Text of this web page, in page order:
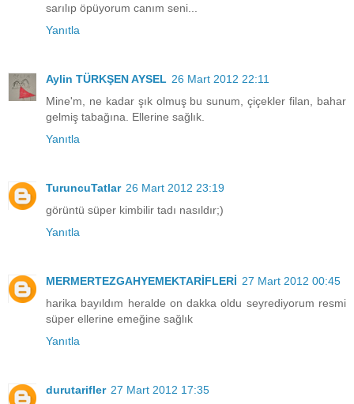
sarılıp öpüyorum canım seni...
Yanıtla
Aylin TÜRKŞEN AYSEL 26 Mart 2012 22:11
Mine'm, ne kadar şık olmuş bu sunum, çiçekler filan, bahar
gelmiş tabağına. Ellerine sağlık.
Yanıtla
TuruncuTatlar 26 Mart 2012 23:19
görüntü süper kimbilir tadı nasıldır;)
Yanıtla
MERMERTEZGAHYEMEKTARİFLERİ 27 Mart 2012 00:45
harika bayıldım heralde on dakka oldu seyrediyorum resmi
süper ellerine emeğine sağlık
Yanıtla
durutarifler 27 Mart 2012 17:35